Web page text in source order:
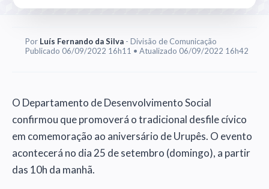
Por Luís Fernando da Silva- Divisão de Comunicação
Publicado 06/09/2022 16h11 • Atualizado 06/09/2022 16h42
O Departamento de Desenvolvimento Social
confirmou que promoverá o tradicional desfile cívico
em comemoração ao aniversário de Urupês. O evento
acontecerá no dia 25 de setembro (domingo), a partir
das 10h da manhã.